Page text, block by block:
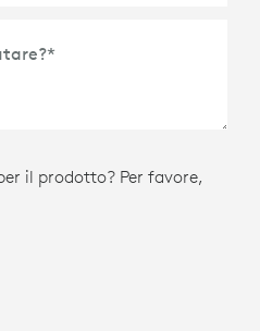
*
il prodotto? Per favore,